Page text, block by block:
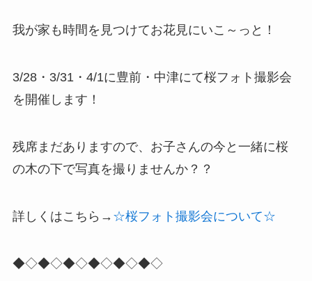
我が家も時間を見つけてお花見にいこ～っと！
3/28・3/31・4/1に豊前・中津にて桜フォト撮影会
を開催します！
残席まだありますので、お子さんの今と一緒に桜
の木の下で写真を撮りませんか？？
詳しくはこちら→ ☆桜フォト撮影会について☆
◆◇◆◇◆◇◆◇◆◇◆◇